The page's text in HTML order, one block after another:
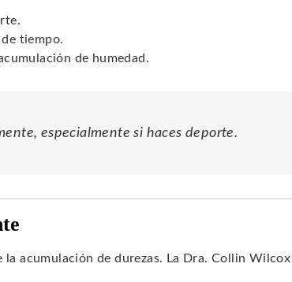
tiempo.
de humedad.
especialmente si haces deporte.
acumulación de durezas. La Dra. Collin Wilcox